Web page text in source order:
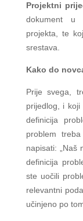
Projektni
dokument u
projekta, te
srestava.
Kako do
Prije svega,
prijedlog, i
definicija
problem
napisati: „Naš
definicija
ste uočili
relevantni
učinjeno po